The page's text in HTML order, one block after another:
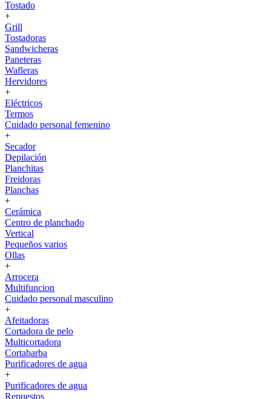
Tostado
+
Grill
Tostadoras
Sandwicheras
Paneteras
Wafleras
Hervidores
+
Eléctricos
Termos
Cuidado personal femenino
+
Secador
Depilación
Planchitas
Freidoras
Planchas
+
Cerámica
Centro de planchado
Vertical
Pequeños varios
Ollas
+
Arrocera
Multifuncion
Cuidado personal masculino
+
Afeitadoras
Cortadora de pelo
Multicortadora
Cortabarba
Purificadores de agua
+
Purificadores de agua
Repuestos